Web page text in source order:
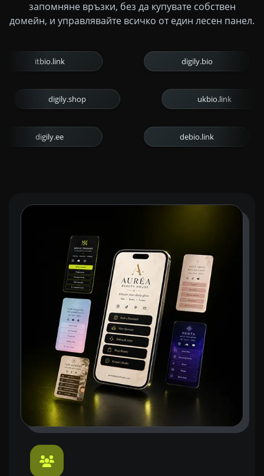
запомняне връзки, без да купувате собствен
домейн, и управлявайте всичко от един лесен панел.
digily.shop